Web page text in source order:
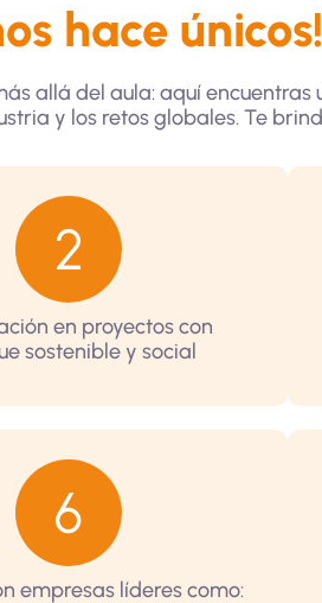
hace únicos!
allá del aula: aquí
y los retos globales. Te
en proyectos con
sostenible y social
empresas líderes como: